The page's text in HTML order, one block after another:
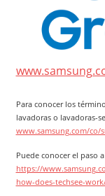
Para conocer los
lavadoras o lavadoras-
www.samsung.com/co/
Puede conocer el paso
https://
how-does-techsee-